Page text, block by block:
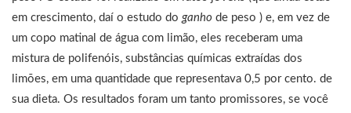
em crescimento, daí o estudo do ganho de peso ) e, em vez de
um copo matinal de água com limão, eles receberam uma
mistura de polifenóis, substâncias químicas extraídas dos
limões, em uma quantidade que representava 0,5 por cento. de
sua dieta. Os resultados foram um tanto promissores, se você